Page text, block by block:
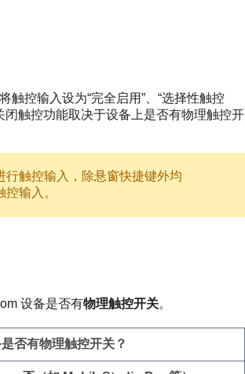
触控输入设为“完全启用”、“选择性触控
闭触控功能取决于设备上是否有物理触控开
行触控输入，除悬窗快捷键外均
输入。
设备是否有物理触控开关。
否有物理触控开关？